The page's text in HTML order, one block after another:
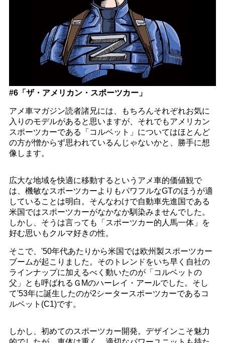
#6「ザ・アメリカン・スポーツカー」
アメ車マガジン読者諸兄には、もちろんそれぞれお気に
入りのモデルがあると思いますが、それでもアメリカン
スポーツカーである「コルベット」についてはほとんど
の方が憎からず思われているんじゃないかと、勝手に想
像します。
広大な地域を快適に移動するというアメ車的価値観で
は、機敏なスポーツカーよりもパワフルなGTのほうが適
していることは明白。そんなわけで自動車先進国である
米国ではスポーツカーがなかなか馴染みませんでした。
しかし、そうは言っても「スポーツカー的人馬一体」を
好む思いもクルマ好きの性。
そこで、'50年代あたりから米国では欧州製スポーツカー
ブームが起こりました。そのトレンドをいち早く自社の
ラインナップに加えるべく動いたのが「コルベットの
父」とも呼ばれるＧМのハーレイ・アールでした。そし
て'53年に誕生したのが2シータースポーツカーであるコ
ルベット(C1)です。
しかし、初めてのスポーツカー開発。デザインこそ魅力